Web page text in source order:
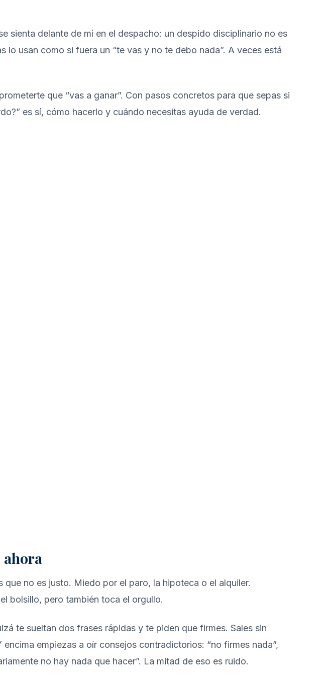
sienta delante de mí en el despacho: un despido disciplinario no es
usan como si fuera un “te vas y no te debo nada”. A veces está
que “vas a ganar”. Con pasos concretos para que sepas si
es sí, cómo hacerlo y cuándo necesitas ayuda de verdad.
ahora
no es justo. Miedo por el paro, la hipoteca o el alquiler.
bolsillo, pero también toca el orgullo.
te sueltan dos frases rápidas y te piden que firmes. Sales sin
empiezas a oír consejos contradictorios: “no firmes nada”,
no hay nada que hacer”. La mitad de eso es ruido.